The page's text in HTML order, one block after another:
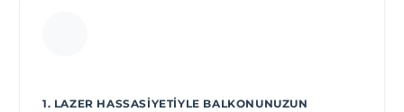
1. LAZER HASSASIYETIYLE BALKONUNUZUN